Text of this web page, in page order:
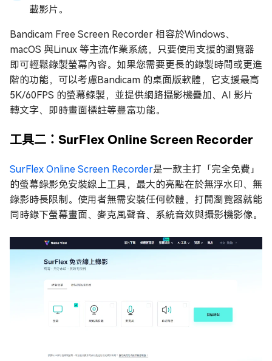
載影片。
Bandicam Free Screen Recorder 相容於Windows、
macOS 與Linux 等主流作業系統，只要使用支援的瀏覽器
即可輕鬆錄製螢幕內容。如果您需要更長的錄製時間或更進
階的功能，可以考慮Bandicam 的桌面版軟體，它支援最高
5K/60FPS 的螢幕錄製，並提供網路攝影機疊加、AI 影片
轉文字、即時畫面標註等豐富功能。
工具二：SurFlex Online Screen Recorder
SurFlex Online Screen Recorder是一款主打「完全免費」
的螢幕錄影免安裝線上工具，最大的亮點在於無浮水印、無
錄影時長限制。使用者無需安裝任何軟體，打開瀏覽器就能
同時錄下螢幕畫面、麥克風聲音、系統音效與攝影機影像。